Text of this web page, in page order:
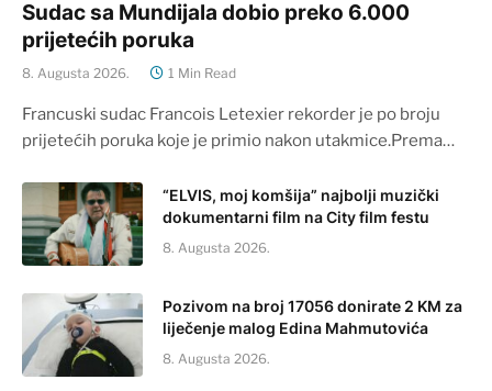
Sudac sa Mundijala dobio preko 6.000
prijetećih poruka
8. Augusta 2026. 1 Min Read
Francuski sudac Francois Letexier rekorder je po broju
prijetećih poruka koje je primio nakon utakmice.Prema…
“ELVIS, moj komšija” najbolji muzički
dokumentarni film na City film festu
8. Augusta 2026.
Pozivom na broj 17056 donirate 2 KM za
liječenje malog Edina Mahmutovića
8. Augusta 2026.